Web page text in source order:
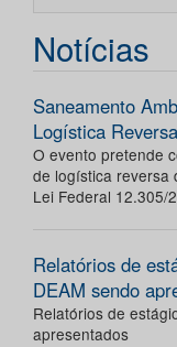
Notícias
Saneamento
Logística Reversa
O evento pretende
de logística reversa
Lei Federal 12.305/
Relatórios de
DEAM sendo
Relatórios de
apresentados